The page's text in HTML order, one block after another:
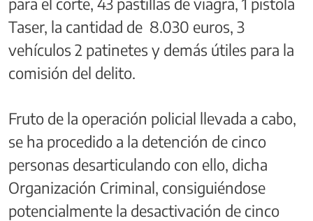
Taser, la cantidad de 8.030 euros, 3
vehículos 2 patinetes y demás útiles para la
comisión del delito.
Fruto de la operación policial llevada a cabo,
se ha procedido a la detención de cinco
personas desarticulando con ello, dicha
Organización Criminal, consiguiéndose
potencialmente la desactivación de cinco